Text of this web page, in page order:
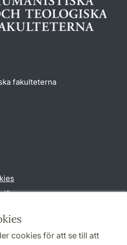
cookies för att se till att
fakulteterna